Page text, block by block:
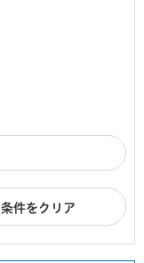
条件をクリア